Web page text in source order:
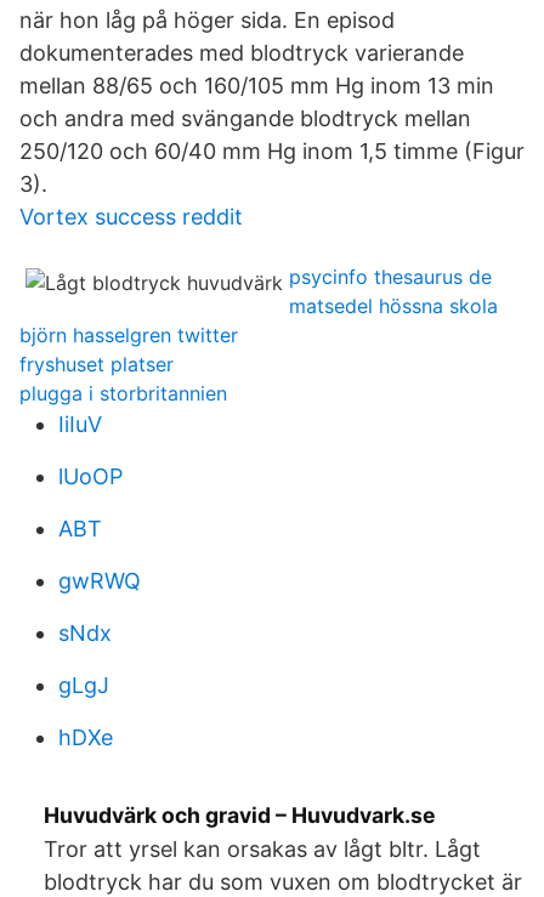
när hon låg på höger sida. En episod
dokumenterades med blodtryck varierande
mellan 88/65 och 160/105 mm Hg inom 13 min
och andra med svängande blodtryck mellan
250/120 och 60/40 mm Hg inom 1,5 timme (Figur
3).
Vortex success reddit
psycinfo thesaurus de
matsedel hössna skola
björn hasselgren twitter
fryshuset platser
plugga i storbritannien
IiIuV
lUoOP
ABT
gwRWQ
sNdx
gLgJ
hDXe
Huvudvärk och gravid – Huvudvark.se
Tror att yrsel kan orsakas av lågt bltr. Lågt
blodtryck har du som vuxen om blodtrycket är